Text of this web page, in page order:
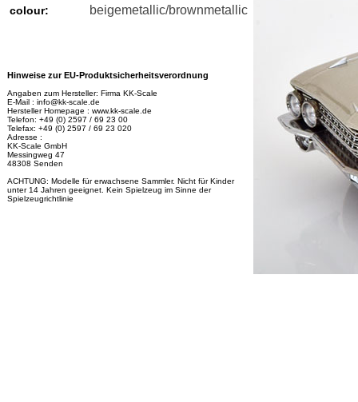
colour: beigemetallic/brownmetallic
Hinweise zur EU-Produktsicherheitsverordnung
Angaben zum Hersteller: Firma KK-Scale
E-Mail : info@kk-scale.de
Hersteller Homepage : www.kk-scale.de
Telefon: +49 (0) 2597 / 69 23 00
Telefax: +49 (0) 2597 / 69 23 020
Adresse :
KK-Scale GmbH
Messingweg 47
48308 Senden
ACHTUNG: Modelle für erwachsene Sammler. Nicht für Kinder
unter 14 Jahren geeignet. Kein Spielzeug im Sinne der
Spielzeugrichtlinie